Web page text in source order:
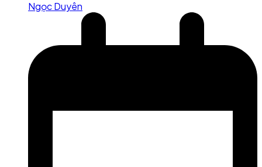
Ngọc Duyên